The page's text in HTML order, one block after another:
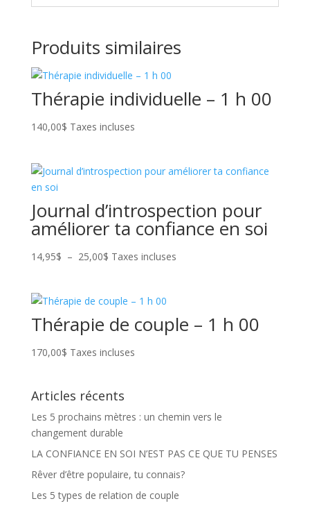
Produits similaires
Thérapie individuelle – 1 h 00
140,00$ Taxes incluses
Journal d’introspection pour
améliorer ta confiance en soi
14,95$ – 25,00$Plage
14,95$
à
Taxes incluses
Thérapie de couple – 1 h 00
170,00$ Taxes incluses
Articles récents
Les 5 prochains mètres : un chemin vers le
changement durable
LA CONFIANCE EN SOI N’EST PAS CE QUE TU PENSES
Rêver d’être populaire, tu connais?
Les 5 types de relation de couple